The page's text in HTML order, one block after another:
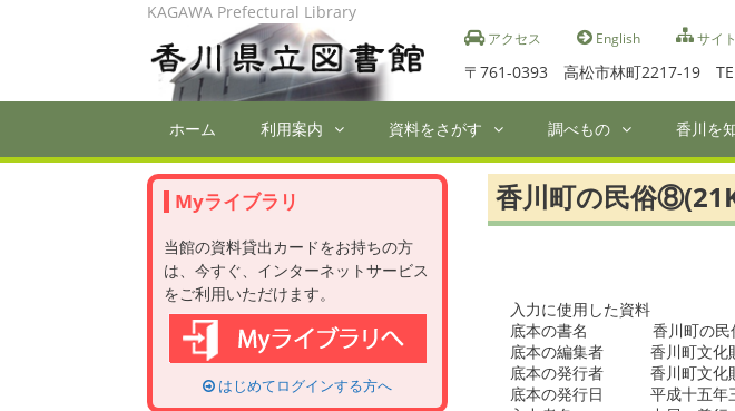
アクセス English サイ
〒761-0393 高松市林町2217-19
KAGAWA Prefectural Library
ホーム 利用案内 資料をさがす 調べもの 香川を
香川町の民俗
入力に使用した資料
底本の書名　　　  香川町の
底本の編集者　　　香川町文化
底本の発行者　　　香川町文化
底本の発行日　　　平成十五年
Myライブラリ
当館の資料貸出カードをお持ちの方
は、今すぐ、インターネットサービス
をご利用いただけます。
はじめてログインする方へ